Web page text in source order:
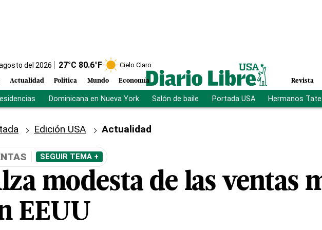
del 2026 27°C 80.6°F Cielo Claro
Actualidad Política Mundo Economía Revista
Dominicana en Nueva York Salón de baile Portada USA Hermanos Tate
Edición USA Actualidad
SEGUIR TEMA +
modesta de las ventas
EEUU